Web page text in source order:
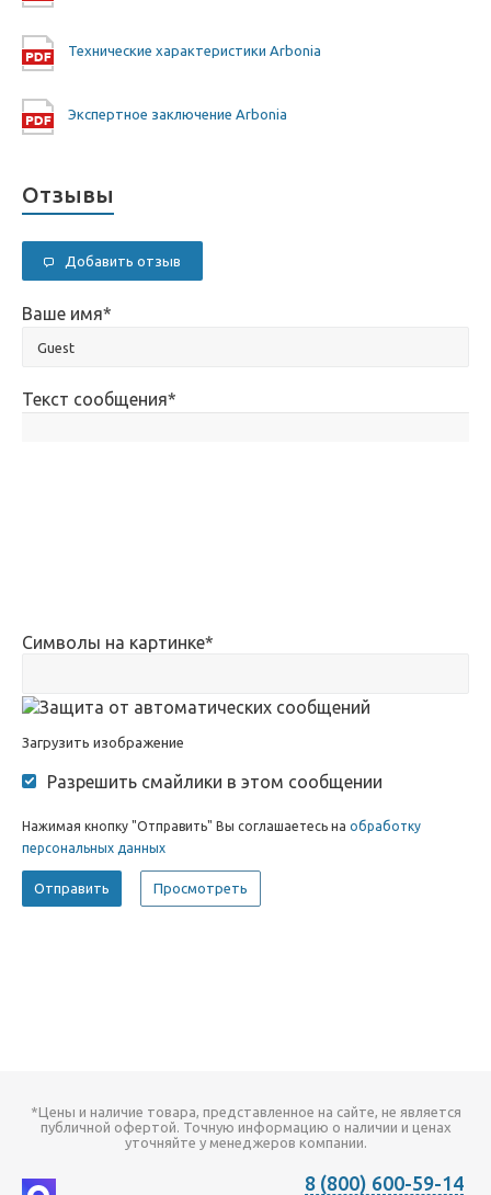
Технические характеристики Arbonia
Экспертное заключение Arbonia
Отзывы
Добавить отзыв
Ваше имя*
Текст сообщения*
Символы на картинке*
Загрузить изображение
Разрешить смайлики в этом сообщении
Нажимая кнопку "Отправить" Вы соглашаетесь на обработку
персональных данных
*Цены и наличие товара, представленное на сайте, не является
публичной офертой. Точную информацию о наличии и ценах
уточняйте у менеджеров компании.
8 (800) 600-59-14